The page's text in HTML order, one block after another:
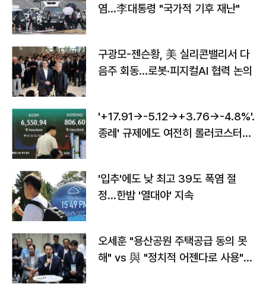
염…李대통령 "국가적 기후 재난"
구광모-젠슨황, 美 실리콘밸리서 다
음주 회동…로봇·피지컬AI 협력 논의
'+17.91→-5.12→+3.76→-4.8%'…'
종레' 규제에도 여전히 롤러코스터
'입추'에도 낮 최고 39도 폭염 절
정…한밤 '열대야' 지속
오세훈 "용산공원 주택공급 동의 못
해" vs 與 "정치적 어젠다로 사용"